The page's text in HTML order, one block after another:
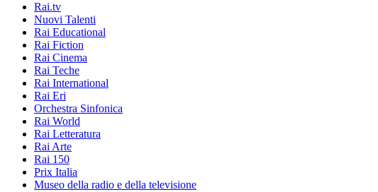
Rai.tv
Nuovi Talenti
Rai Educational
Rai Fiction
Rai Cinema
Rai Teche
Rai International
Rai Eri
Orchestra Sinfonica
Rai World
Rai Letteratura
Rai Arte
Rai 150
Prix Italia
Museo della radio e della televisione